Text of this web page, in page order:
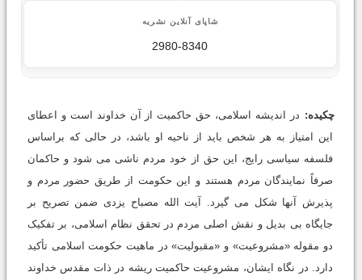
شاپای آنلاین نشریه
2980-8340
چکیده: در اندیشه اسلامى، حق حاکمیت از آن خداوند است و اعطای
این امتیاز به هر شخص باید از ناحیه او باشد، در حالی که براساس
فلسفه سیاسى رایج، این حق از خود مردم ناشى مى شود و حاکمان
صرفاً نمایندگان مردم هستند و این حکومت از طریق حضور مردم و
پذیرش آنها شکل می گیرد. آیت الله مصباح یزدی ضمن تصریح بر
جایگاه بى بدیل و نقش اصلی مردم در تحقق نظام اسلامی، بر تفکیک
دو مقوله «مشروعیت» و «مقبولیت» در ماهیت حکومت اسلامی تأکید
دارد. در نگاه ایشان، مشروعیت حاکمیت ریشه در ذات مقدس خداوند